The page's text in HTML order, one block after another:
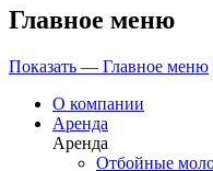
Главное меню
Показать — Главное меню
О компании
Аренда
Аренда
Отбойные